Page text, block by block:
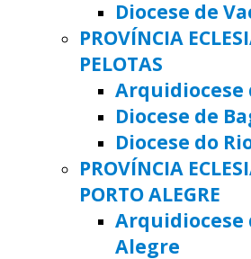
Diocese de
PROVÍNCIA
PELOTAS
Arquidiocese
Diocese de
Diocese do
PROVÍNCIA
PORTO ALEGRE
Arquidiocese
Alegre